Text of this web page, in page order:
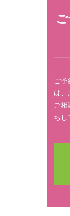
ご予
は、
ご相
ちし